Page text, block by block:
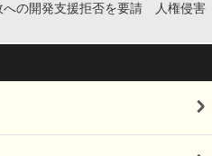
への開発支援拒否を要請 人権侵害